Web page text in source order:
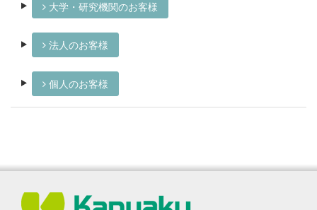
大学・研究機関のお客様
法人のお客様
個人のお客様